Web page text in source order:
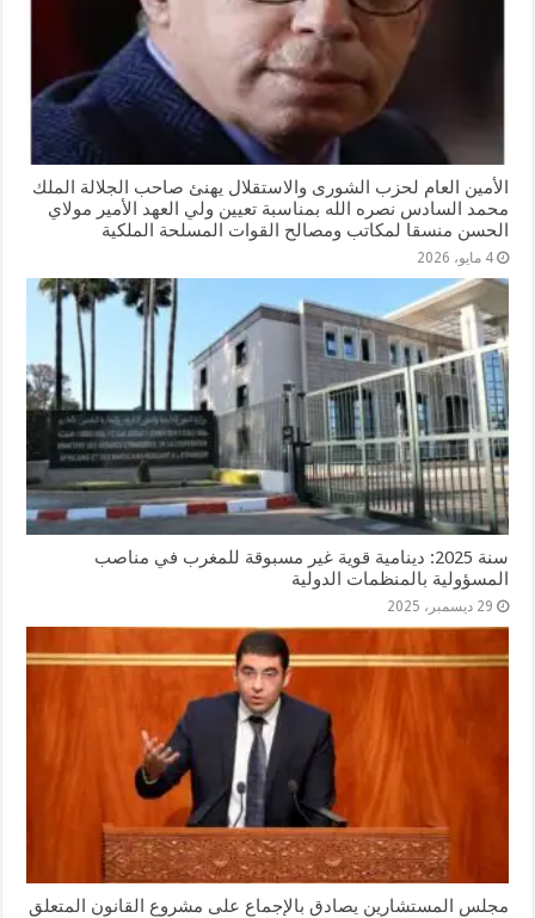
الأمين العام لحزب الشورى والاستقلال يهنئ صاحب الجلالة الملك
محمد السادس نصره الله بمناسبة تعيين ولي العهد الأمير مولاي
الحسن منسقا لمكاتب ومصالح القوات المسلحة الملكية
4 مايو، 2026
سنة 2025: دينامية قوية غير مسبوقة للمغرب في مناصب
المسؤولية بالمنظمات الدولية
29 ديسمبر، 2025
مجلس المستشارين يصادق بالإجماع على مشروع القانون المتعلق